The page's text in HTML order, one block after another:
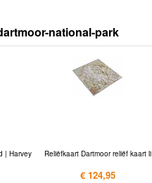
national-park
| Harvey Reliëfkaart Dartmoor reliëf kaart li
€ 124,95